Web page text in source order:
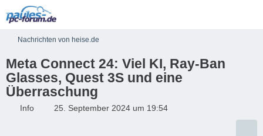
Nachrichten von heise.de
Meta Connect 24: Viel KI, Ray-Ban
Glasses, Quest 3S und eine
Überraschung
Info 25. September 2024 um 19:54